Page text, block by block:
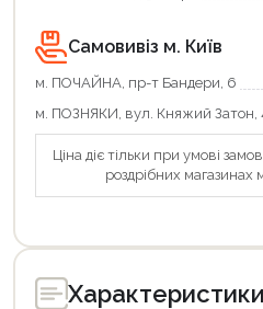
Самовивіз м. Київ
м. ПОЧАЙНА, пр-т Бандери, 6
м. ПОЗНЯКИ, вул. Княжий Затон,
Ціна діє тільки при умові
роздрібних магазинах
Характеристики